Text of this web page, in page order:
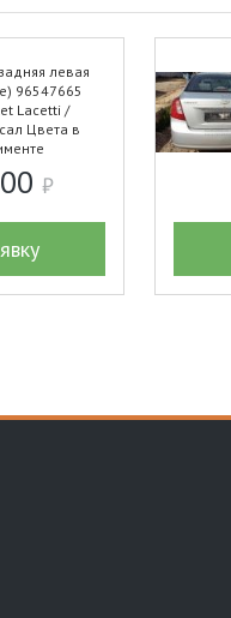
левая
96547665
Lacetti /
Цвета в